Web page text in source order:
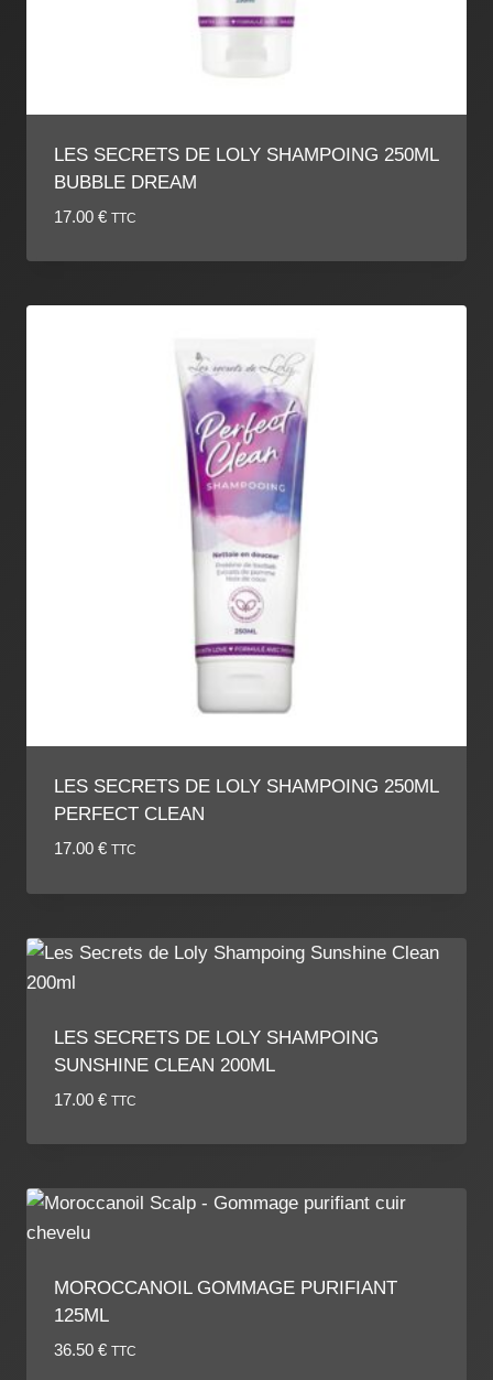
LES SECRETS DE LOLY SHAMPOING 250ML
BUBBLE DREAM
17.00 € TTC
LES SECRETS DE LOLY SHAMPOING 250ML
PERFECT CLEAN
17.00 € TTC
LES SECRETS DE LOLY SHAMPOING
SUNSHINE CLEAN 200ML
17.00 € TTC
MOROCCANOIL GOMMAGE PURIFIANT
125ML
36.50 € TTC